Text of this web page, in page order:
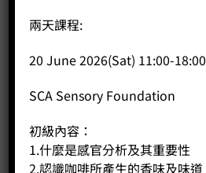
兩天課程:
20 June 2026(Sat) 11:00-18:00
SCA Sensory Foundation
初級內容：
1.什麼是感官分析及其重要性
2.認識咖啡所產生的香味及味道